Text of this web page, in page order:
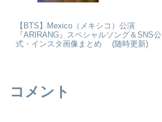
【BTS】Mexico（メキシコ）公演
『ARIRANG』スペシャルソング＆SNS公
式・インスタ画像まとめ (随時更新)
コメント